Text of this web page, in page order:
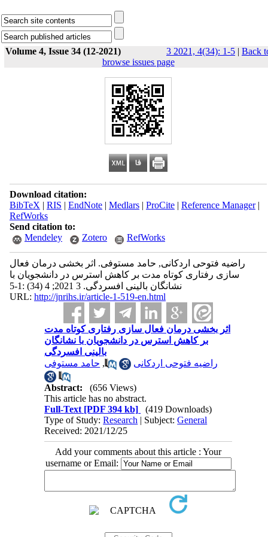
Volume 4, Issue 34 (12-2021) 3 2021, 4(34): 1-5 | Back
browse issues page
Download citation:
BibTeX | RIS | EndNote| Medlars| ProCite| Reference Manager|
RefWorks
Send citation to:
Mendeley
Zotero RefWorks
راضیه فتوحی اردکانی, حامد مستوفی. اثر بخشی درمان فعال
سازی رفتاری کوتاه مدت بر کاهش استرس در دانشجویان با
نشانگان بالینی افسردگی. 3 2021; 4 (34) :1-5
URL: http://jnrihs.ir/article-1-519-en.html
اثر بخشی درمان فعال سازی رفتاری کوتاه مدت
بر کاهش استرس در دانشجویان با نشانگان
بالینی افسردگی
راضیه فتوحی اردکانی
, حامد مستوفی
Abstract:
(656 Views)
This article has no abstract.
Full-Text [PDF 394 kb]
(419 Downloads)
Type of Study:Research | Subject:General
Received: 2021/12/25
Add your comments about this article : Your
username or Email: